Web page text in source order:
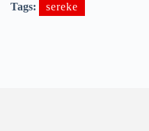
Tags: sereke